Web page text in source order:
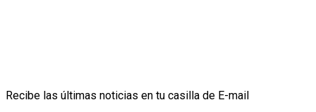
Recibe las últimas noticias en tu casilla de E-mail